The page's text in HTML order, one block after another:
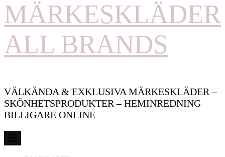
MÄRKESKLÄDER
ALL BRANDS
VÄLKÄNDA & EXKLUSIVA MÄRKESKLÄDER –
SKÖNHETSPRODUKTER – HEMINREDNING
BILLIGARE ONLINE